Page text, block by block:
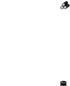
🪵